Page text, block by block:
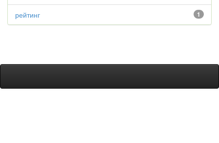
1
рейтинг